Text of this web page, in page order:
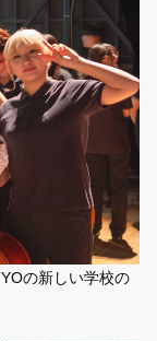
の新しい学校の